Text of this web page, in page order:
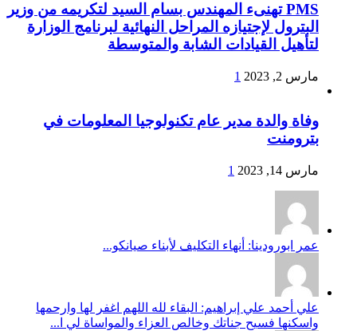
PMS تهنىء المهندس بسام السيد لتكريمه من وزير
البترول لإجتيازه المراحل النهائية لبرنامج الوزارة
لتأهيل القيادات الشابة والمتوسطة
مارس 2, 2023 1
وفاة والدة مدير عام تكنولوجيا المعلومات في
بترومنت
مارس 14, 2023 1
عمر ابورودينا: أنهاء التكليف لأبناء صيانكو...
علي أحمد علي إبراهيم: البقاء لله اللهم اغفر لها وارحمها
واسكنها فسيح جناتك وخالص العزاء والمواساة لي ا...